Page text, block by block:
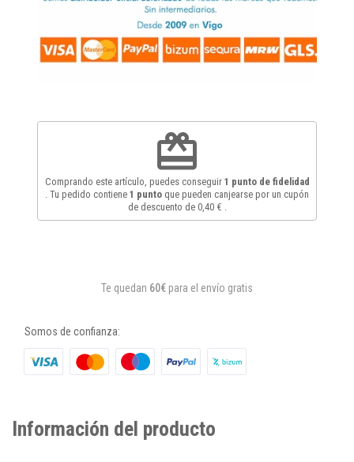
redeem
Comprando este artículo, puedes conseguir 1 punto de fidelidad
. Tu pedido contiene 1 punto que pueden canjearse por un cupón
de descuento de 0,40 €
Te quedan 60€ para el envío gratis
Somos de confianza:
Información del producto